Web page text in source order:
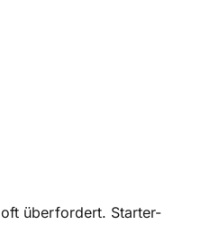
überfordert. Starter-